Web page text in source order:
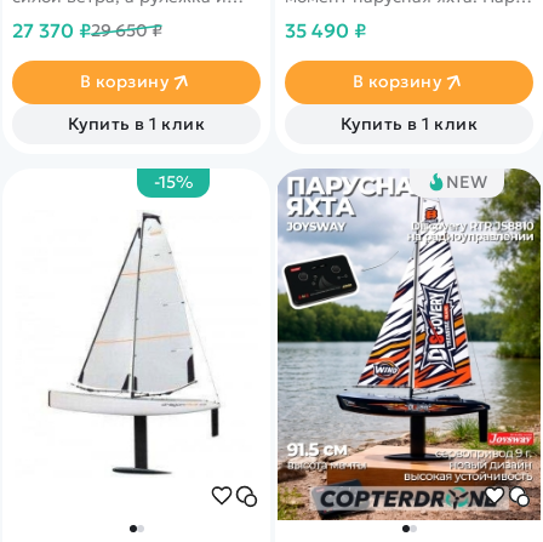
дистанционно с помощью
27 370 ₽29 650 ₽
В корзину
Купить в 1 клик
нейлона и выдержит даже
35 490 ₽
В корзину
Купить в 1 клик
-15% NEW